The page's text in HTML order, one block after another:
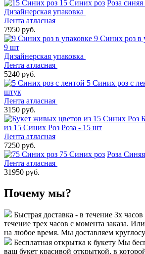
15 Синих роз Роза
Дизайнерская упаковка
Лента атласная
7950 руб.
9 Синих роз в
9 шт
Дизайнерская упаковка
Лента атласная
5240 руб.
5 Синих роз с
штук
Лента атласная
3150 руб.
из 15 Синих Роз Роза - 15 шт
Лента атласная
7250 руб.
75 Синих роз Роза
Лента атласная
31950 руб.
Почему мы?
Быстрая доставка - в течение 3х часов
течение трех часов с момента заказа.
на любое время. Мы доставляем
Бесплатная открытка к букету Мы
ваш букет красивой открыткой, в